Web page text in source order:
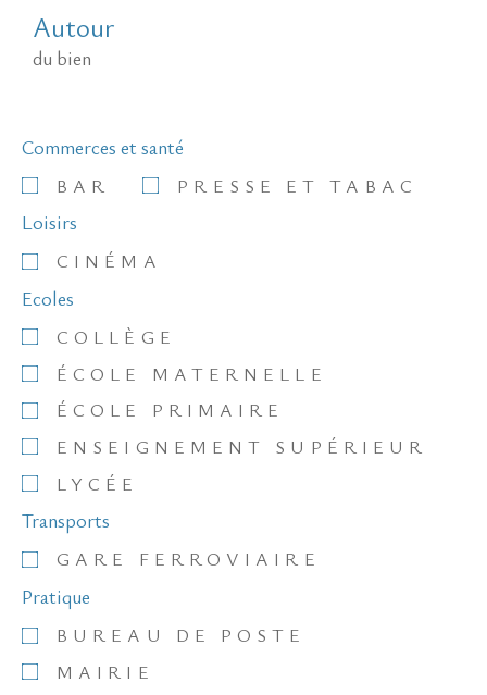
Autour
du bien
Commerces et santé
BAR PRESSE ET TABAC
Loisirs
CINÉMA
Ecoles
COLLÈGE
ÉCOLE MATERNELLE
ÉCOLE PRIMAIRE
ENSEIGNEMENT SUPÉRIEUR
LYCÉE
Transports
GARE FERROVIAIRE
Pratique
BUREAU DE POSTE
MAIRIE